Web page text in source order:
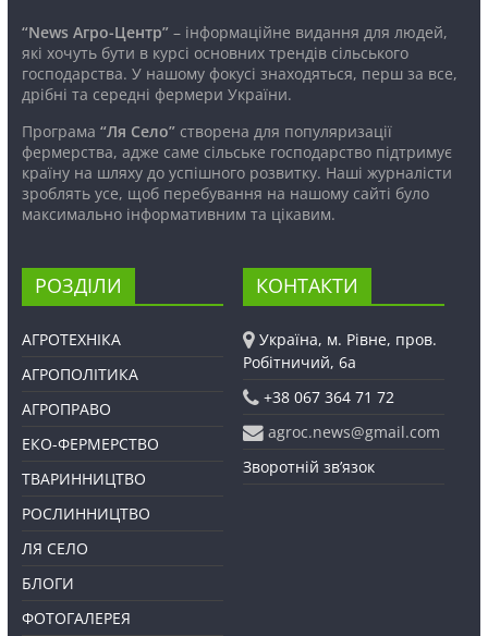
“News Агро-Центр”– інформаційне видання для людей,
які хочуть бути в курсі основних трендів сільського
господарства. У нашому фокусі знаходяться, перш за все,
дрібні та середні фермери України.
Програма “Ля Село”створена для популяризації
фермерства, адже саме сільське господарство підтримує
країну на шляху до успішного розвитку. Наші журналісти
зроблять усе, щоб перебування на нашому сайті було
максимально інформативним та цікавим.
РОЗДІЛИ
АГРОТЕХНІКА
АГРОПОЛІТИКА
АГРОПРАВО
ЕКО-ФЕРМЕРСТВО
ТВАРИННИЦТВО
РОСЛИННИЦТВО
ЛЯ СЕЛО
БЛОГИ
ФОТОГАЛЕРЕЯ
КОНТАКТИ
Україна, м. Рівне, пров.
Робітничий, 6а
+38 067 364 71 72
agroc.news@gmail.com
Зворотній зв’язок